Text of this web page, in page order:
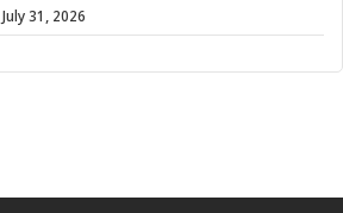
July 31, 2026